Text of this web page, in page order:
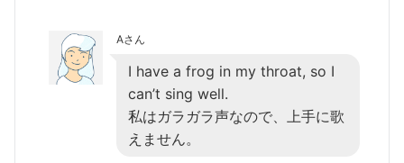
Aさん
I have a frog in my throat, so I
can’t sing well.
私はガラガラ声なので、上手に歌
えません。